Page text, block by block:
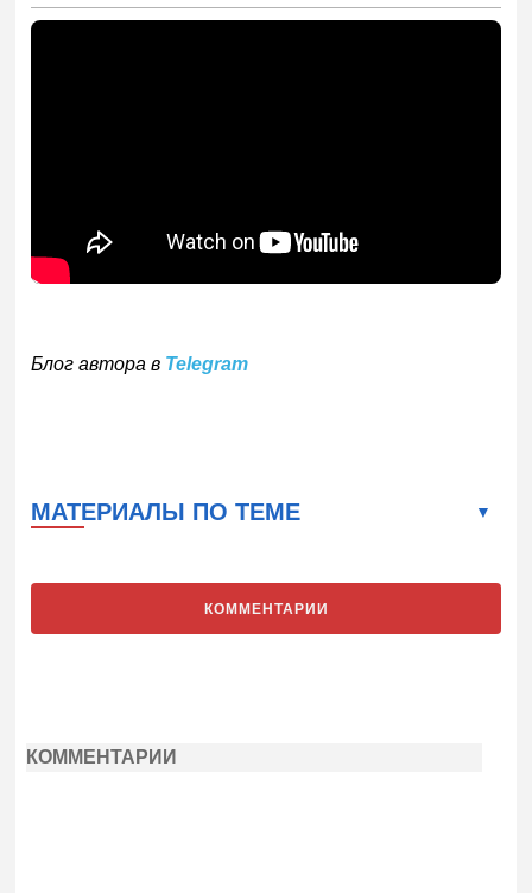
Блог автора в Telegram
МАТЕРИАЛЫ ПО ТЕМЕ
КОММЕНТАРИИ
КОММЕНТАРИИ